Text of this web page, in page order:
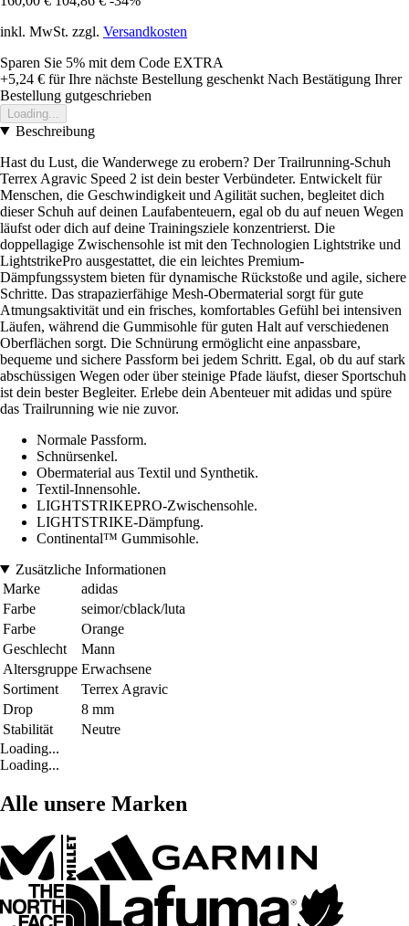
inkl. MwSt. zzgl. Versandkosten
Sparen Sie 5% mit dem Code EXTRA
+5,24 € für Ihre nächste Bestellung geschenkt Nach Bestätigung Ihrer
Bestellung gutgeschrieben
Loading...
Beschreibung
Hast du Lust, die Wanderwege zu erobern? Der Trailrunning-Schuh
Terrex Agravic Speed 2 ist dein bester Verbündeter. Entwickelt für
Menschen, die Geschwindigkeit und Agilität suchen, begleitet dich
dieser Schuh auf deinen Laufabenteuern, egal ob du auf neuen Wegen
läufst oder dich auf deine Trainingsziele konzentrierst. Die
doppellagige Zwischensohle ist mit den Technologien Lightstrike und
LightstrikePro ausgestattet, die ein leichtes Premium-
Dämpfungssystem bieten für dynamische Rückstoße und agile, sichere
Schritte. Das strapazierfähige Mesh-Obermaterial sorgt für gute
Atmungsaktivität und ein frisches, komfortables Gefühl bei intensiven
Läufen, während die Gummisohle für guten Halt auf verschiedenen
Oberflächen sorgt. Die Schnürung ermöglicht eine anpassbare,
bequeme und sichere Passform bei jedem Schritt. Egal, ob du auf stark
abschüssigen Wegen oder über steinige Pfade läufst, dieser Sportschuh
ist dein bester Begleiter. Erlebe dein Abenteuer mit adidas und spüre
das Trailrunning wie nie zuvor.
Normale Passform.
Schnürsenkel.
Obermaterial aus Textil und Synthetik.
Textil-Innensohle.
LIGHTSTRIKEPRO-Zwischensohle.
LIGHTSTRIKE-Dämpfung.
Continental™ Gummisohle.
Zusätzliche Informationen
Marke
adidas
Farbe
seimor/cblack/luta
Farbe
Orange
Geschlecht
Mann
Altersgruppe Erwachsene
Sortiment
Terrex Agravic
Drop
8 mm
Stabilität
Neutre
Loading...
Loading...
Alle unsere Marken